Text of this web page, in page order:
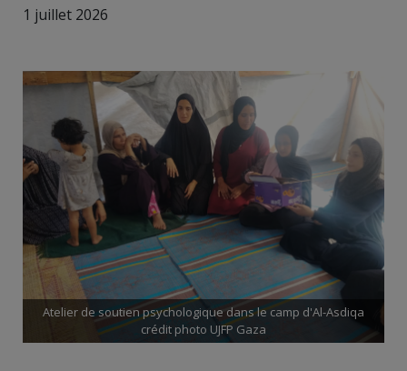
1 juillet 2026
Atelier de soutien psychologique dans le camp d'Al-Asdiqa
crédit photo UJFP Gaza